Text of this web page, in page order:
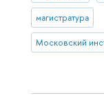
магистратура
Московский